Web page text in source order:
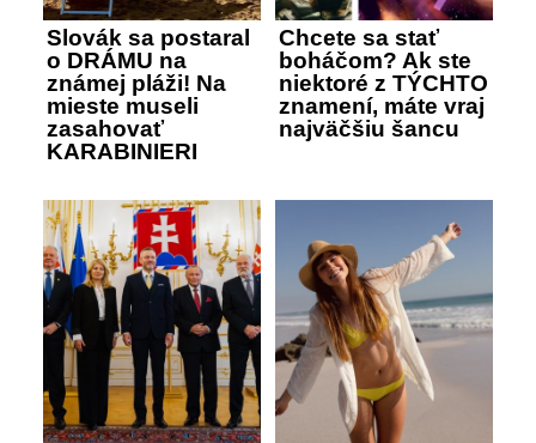
Slovák sa postaral
o DRÁMU na
známej pláži! Na
mieste museli
zasahovať
KARABINIERI
Chcete sa stať
boháčom? Ak ste
niektoré z TÝCHTO
znamení, máte vraj
najväčšiu šancu